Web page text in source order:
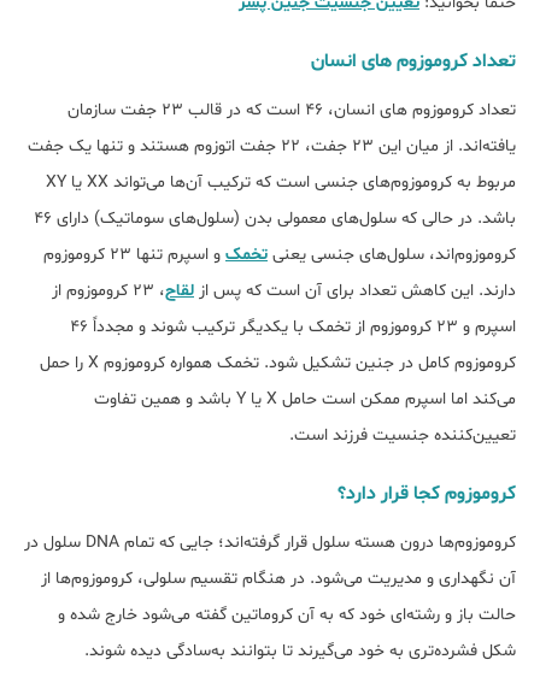
تعداد کروموزوم های انسان
تعداد کروموزوم های انسان، ۴۶ است که در قالب ۲۳ جفت سازمان
یافته‌اند. از میان این ۲۳ جفت، ۲۲ جفت اتوزوم هستند و تنها یک جفت
مربوط به کروموزوم‌های جنسی است که ترکیب آن‌ها می‌تواند XX یا XY
باشد. در حالی که سلول‌های معمولی بدن (سلول‌های سوماتیک) دارای ۴۶
کروموزوم‌اند، سلول‌های جنسی یعنی تخمک
و اسپرم تنها ۲۳ کروموزوم
دارند. این کاهش تعداد برای آن است که پس از لقاح
، ۲۳ کروموزوم از
اسپرم و ۲۳ کروموزوم از تخمک با یکدیگر ترکیب شوند و مجدداً ۴۶
کروموزوم کامل در جنین تشکیل شود. تخمک همواره کروموزوم X را حمل
می‌کند اما اسپرم ممکن است حامل X یا Y باشد و همین تفاوت
تعیین‌کننده جنسیت فرزند است.
کروموزوم کجا قرار دارد؟
کروموزوم‌ها درون هسته سلول قرار گرفته‌اند؛ جایی که تمام DNA سلول در
آن نگهداری و مدیریت می‌شود. در هنگام تقسیم سلولی، کروموزوم‌ها از
حالت باز و رشته‌ای خود که به آن کروماتین گفته می‌شود خارج شده و
شکل فشرده‌تری به خود می‌گیرند تا بتوانند به‌سادگی دیده شوند.